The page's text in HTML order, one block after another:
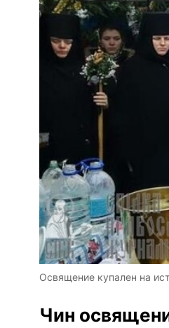
Освящение купален на
Чин